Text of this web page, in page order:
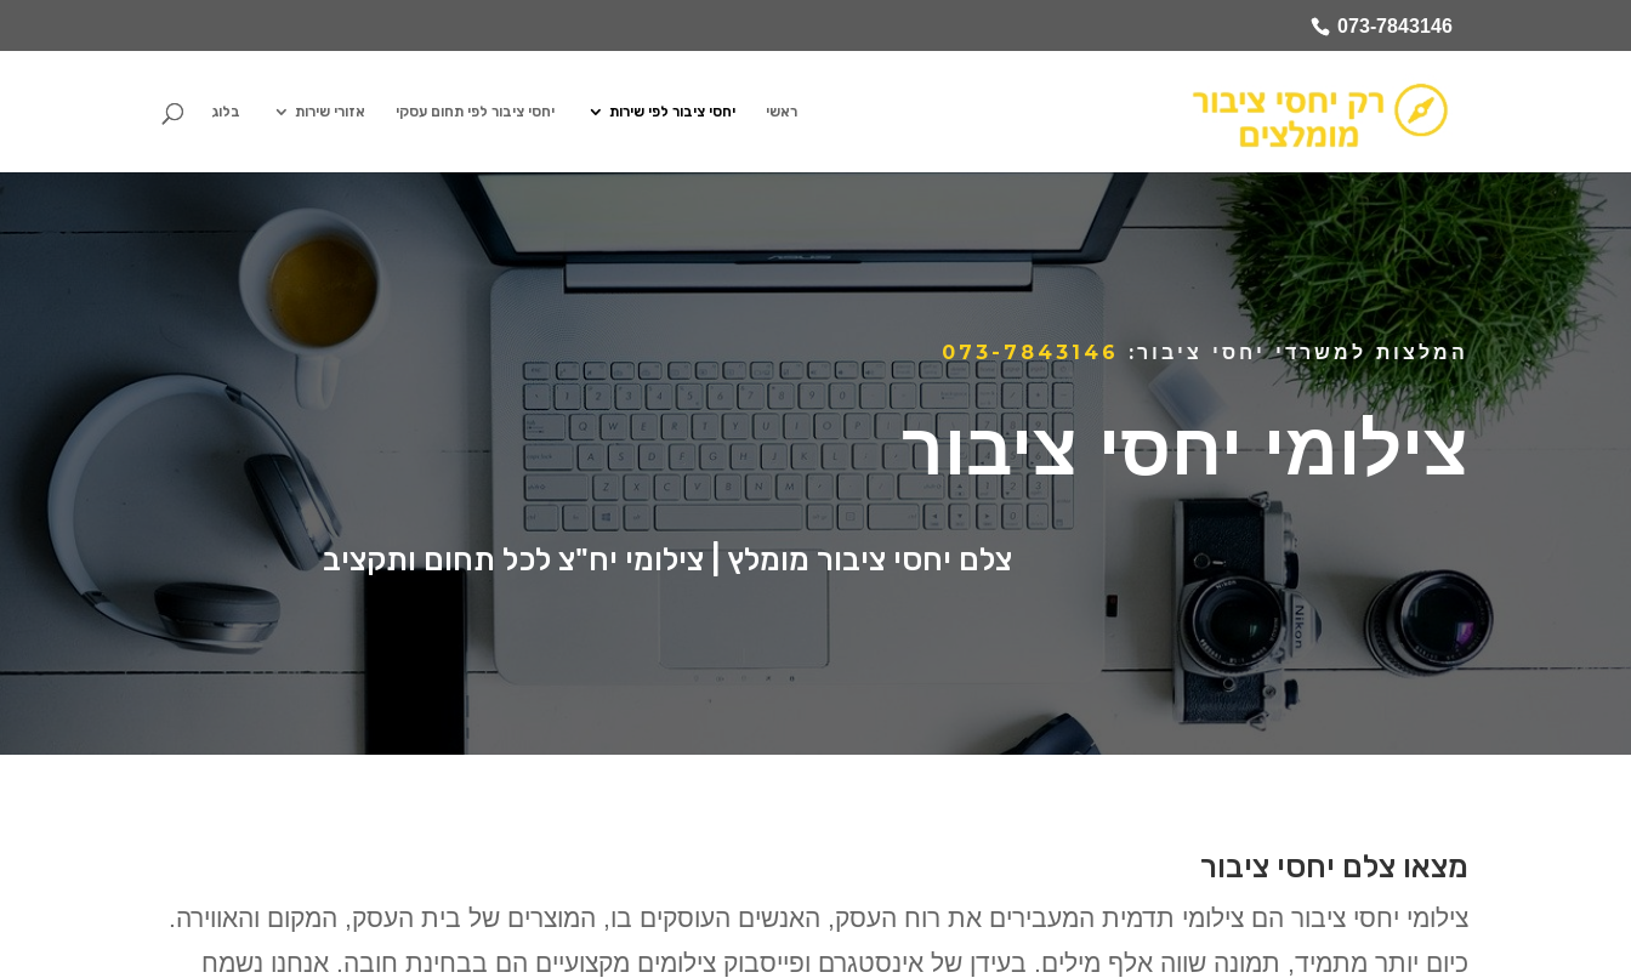
073-7843146
ראשי יחסי ציבור לפי שירות יחסי ציבור לפי תחום עסקי אזורי שירות בלוג
המלצות למשרדי יחסי ציבור: 073-7843146
צילומי יחסי ציבור
צלם יחסי ציבור מומלץ | צילומי יח"צ לכל תחום ותקציב
מצאו צלם יחסי ציבור
צילומי יחסי ציבור הם צילומי תדמית המעבירים את רוח העסק, האנשים העוסקים בו, המוצרים של בית העסק, המקום והאווירה.
כיום יותר מתמיד, תמונה שווה אלף מילים. בעידן של אינסטגרם ופייסבוק צילומים מקצועיים הם בבחינת חובה. אנחנו נשמח